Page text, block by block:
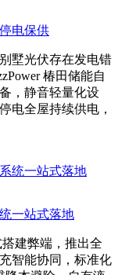
电保供
墅光伏存在发电错
椿田储能自
，静音轻量化设
电全屋持续供电，
一站式落地
建弊端，推出全
智能协同，标准化